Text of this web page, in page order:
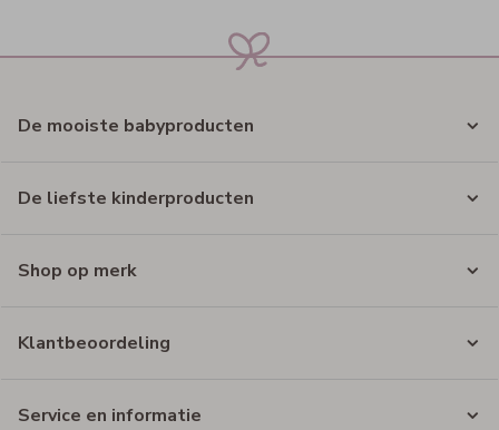
De mooiste babyproducten
De liefste kinderproducten
Shop op merk
Klantbeoordeling
Service en informatie